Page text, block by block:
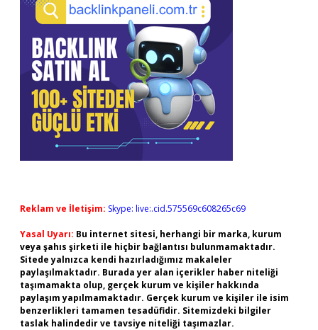
Reklam ve İletişim: Skype: live:.cid.575569c608265c69
Yasal Uyarı: Bu internet sitesi, herhangi bir marka, kurum
veya şahıs şirketi ile hiçbir bağlantısı bulunmamaktadır.
Sitede yalnızca kendi hazırladığımız makaleler
paylaşılmaktadır. Burada yer alan içerikler haber niteliği
taşımamakta olup, gerçek kurum ve kişiler hakkında
paylaşım yapılmamaktadır. Gerçek kurum ve kişiler ile isim
benzerlikleri tamamen tesadüfidir. Sitemizdeki bilgiler
taslak halindedir ve tavsiye niteliği taşımazlar.